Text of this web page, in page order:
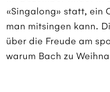
«Singalong» statt, ein
man mitsingen kann.
über die Freude am
warum Bach zu